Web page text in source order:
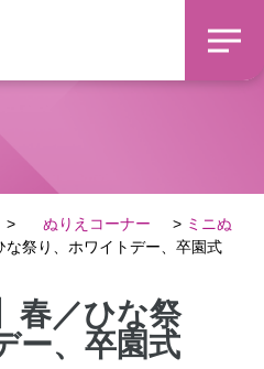
ぬりえコーナー
ミニぬ
な祭り、ホワイトデー、卒園式
春／ひな祭
ー、卒園式